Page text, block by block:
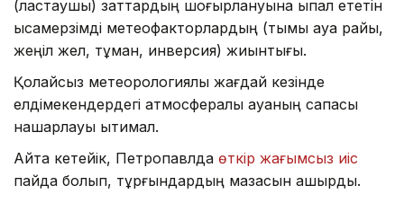
(ластаушы) заттардың шоғырлануына ықпал ететін
қысқамерзімді метеофакторлардың (тымық ауа райы,
жеңіл жел, тұман, инверсия) жиынтығы.
Қолайсыз метеорологиялық жағдай кезінде
елдімекендердегі атмосфералық ауаның сапасы
нашарлауы ықтимал.
Айта кетейік, Петропавлда өткір жағымсыз иіс
пайда болып, тұрғындардың мазасын қашырды.